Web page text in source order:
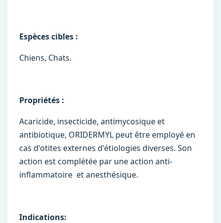
Espèces cibles :
Chiens, Chats.
Propriétés :
Acaricide, insecticide, antimycosique et
antibiotique, ORIDERMYL peut être employé en
cas d'otites externes d'étiologies diverses. Son
action est complétée par une action anti-
inflammatoire et anesthésique.
Indications: